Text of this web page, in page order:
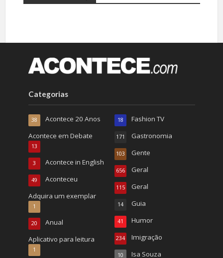
Categorias
Acontece 20 Anos
38
Acontece em Debate
13
Acontece in English
3
Aconteceu
49
Adquira um exemplar
1
Anual
20
Aplicativo para leitura
1
Fashion TV
18
Gastronomia
171
Gente
103
Geral
656
Geral
115
Guia
14
Humor
41
Imigração
234
Isa Souza
10